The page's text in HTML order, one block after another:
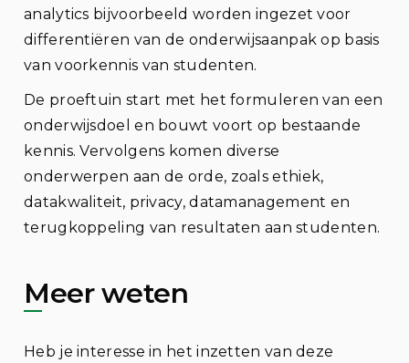
analytics bijvoorbeeld worden ingezet voor
differentiëren van de onderwijsaanpak op basis
van voorkennis van studenten.
De proeftuin start met het formuleren van een
onderwijsdoel en bouwt voort op bestaande
kennis. Vervolgens komen diverse
onderwerpen aan de orde, zoals ethiek,
datakwaliteit, privacy, datamanagement en
terugkoppeling van resultaten aan studenten.
Meer weten
Heb je interesse in het inzetten van deze